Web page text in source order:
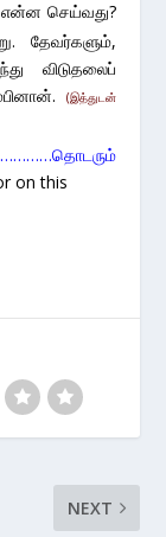
செய்வது?
தேவர்களும்,
விடுதலைப்
(இத்துடன்
…………தொடரும்
on this
NEXT